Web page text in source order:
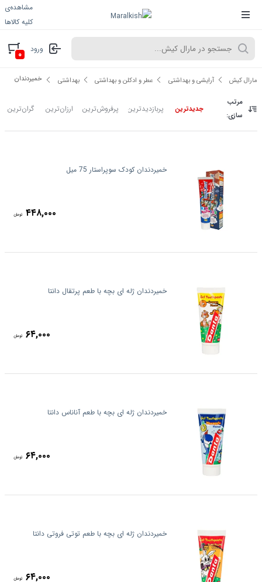
مشاهده‌ی
کلیه کالاها
ورود ۰
مارال کیش آرایشی و بهداشتی عطر و ادکلن و بهداشتی بهداشتی خمیردندان
مرتب
سازی:
جدیدترین پربازدیدترین پرفروش‌ترین ارزان‌ترین گران‌ترین
خمیردندان کودک سوپراستار 75 میل
۴۴۸,۰۰۰ تومان
خمیردندان ژله ای بچه با طعم پرتقال دانتا
۶۴,۰۰۰ تومان
خمیردندان ژله ای بچه با طعم آناناس دانتا
۶۴,۰۰۰ تومان
خمیردندان ژله ای بچه با طعم توتی فروتی دانتا
۶۴,۰۰۰ تومان